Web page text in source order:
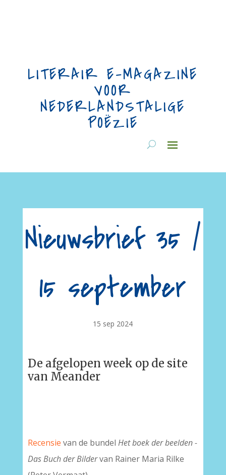
LITERAIR E-MAGAZINE
VOOR
NEDERLANDSTALIGE
POËZIE
Nieuwsbrief 35 /
15 september
15 sep 2024
De afgelopen week op de site
van Meander
Recensie van de bundel Het boek der beelden -
Das Buch der Bildervan Rainer Maria Rilke